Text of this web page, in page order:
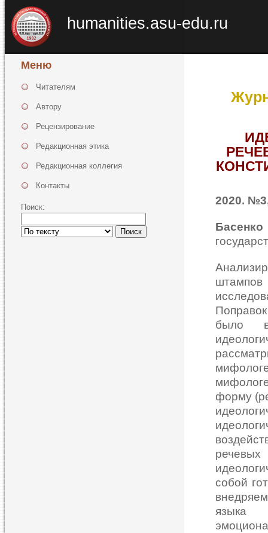
humanities.asu-edu.ru
Меню
Читателям
Автору
Рецензирование
Редакционная этика
Редакционная коллегия
Контакты
Поиск:
Поиск
2020.
было
форму
собой
языка